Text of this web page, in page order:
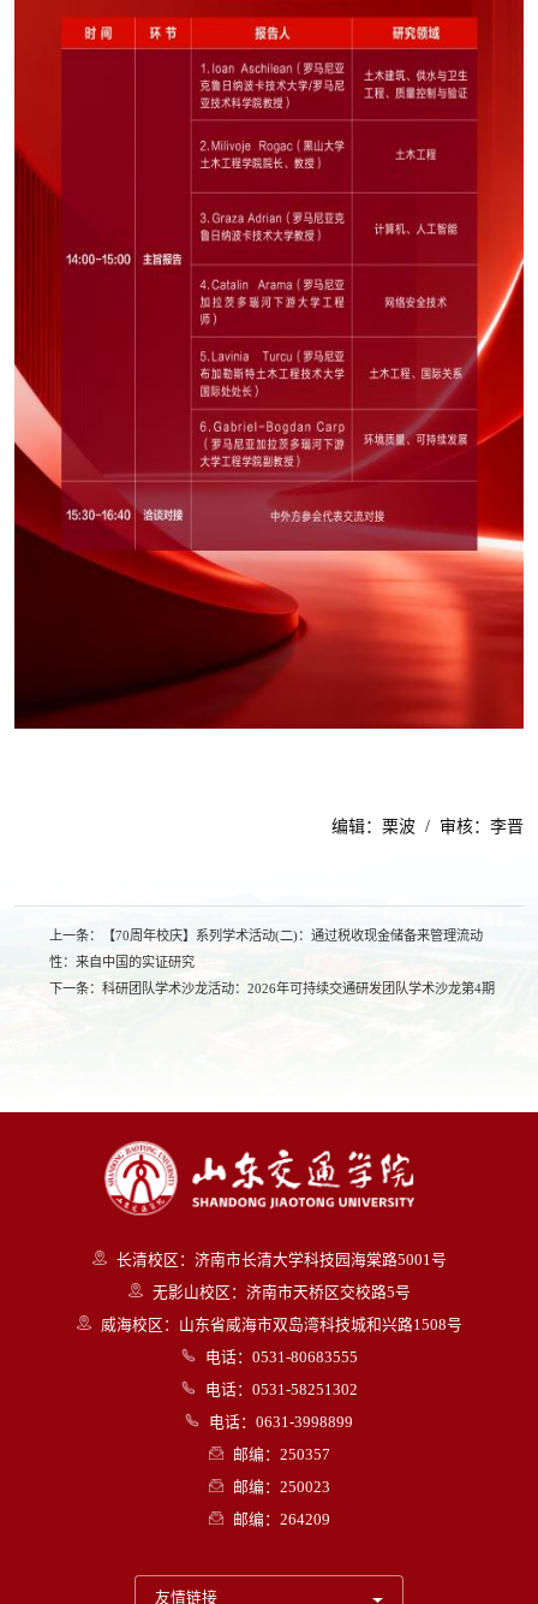
编辑：栗波 / 审核：李晋
上一条：
【70周年校庆】系列学术活动(二)：通过税收现金储备来管理流动
性：来自中国的实证研究
下一条： 科研团队学术沙龙活动：2026年可持续交通研发团队学术沙龙第4期
长清校区：济南市长清大学科技园海棠路5001号
无影山校区：济南市天桥区交校路5号
威海校区：山东省威海市双岛湾科技城和兴路1508号
电话：0531-80683555
电话：0531-58251302
电话：0631-3998899
邮编：250357
邮编：250023
邮编：264209
友情链接